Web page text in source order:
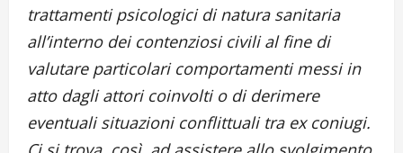
trattamenti psicologici di natura sanitaria
all’interno dei contenziosi civili al fine di
valutare particolari comportamenti messi in
atto dagli attori coinvolti o di derimere
eventuali situazioni conflittuali tra ex coniugi.